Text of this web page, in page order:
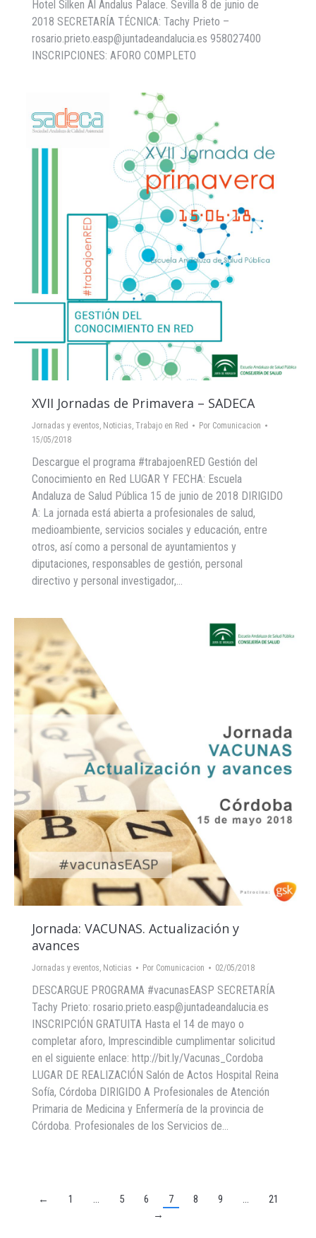
Hotel Silken Al Andalus Palace. Sevilla 8 de junio de
2018 SECRETARÍA TÉCNICA: Tachy Prieto –
rosario.prieto.easp@juntadeandalucia.es 958027400
INSCRIPCIONES: AFORO COMPLETO
XVII Jornadas de Primavera – SADECA
Jornadas y eventos, Noticias, Trabajo en Red Por Comunicacion
15/05/2018
Descargue el programa #trabajoenRED Gestión del
Conocimiento en Red LUGAR Y FECHA: Escuela
Andaluza de Salud Pública 15 de junio de 2018 DIRIGIDO
A: La jornada está abierta a profesionales de salud,
medioambiente, servicios sociales y educación, entre
otros, así como a personal de ayuntamientos y
diputaciones, responsables de gestión, personal
directivo y personal investigador,…
Jornada: VACUNAS. Actualización y
avances
Jornadas y eventos, Noticias Por Comunicacion 02/05/2018
DESCARGUE PROGRAMA #vacunasEASP SECRETARÍA
Tachy Prieto: rosario.prieto.easp@juntadeandalucia.es
INSCRIPCIÓN GRATUITA Hasta el 14 de mayo o
completar aforo, Imprescindible cumplimentar solicitud
en el siguiente enlace: http://bit.ly/Vacunas_Cordoba
LUGAR DE REALIZACIÓN Salón de Actos Hospital Reina
Sofía, Córdoba DIRIGIDO A Profesionales de Atención
Primaria de Medicina y Enfermería de la provincia de
Córdoba. Profesionales de los Servicios de…
← 1 … 5 6 7 8 9 …
21
→